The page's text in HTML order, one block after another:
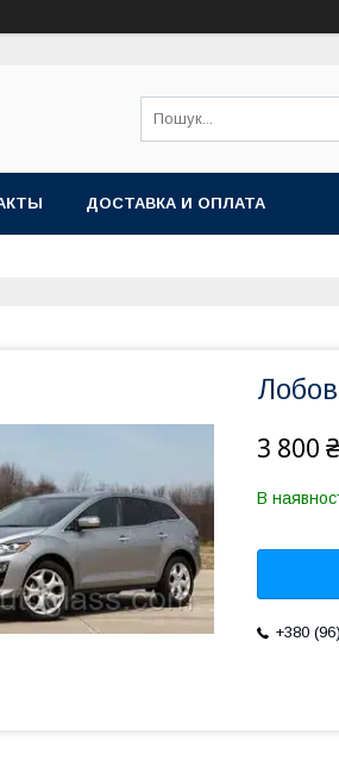
ДОСТАВКА И ОПЛАТА
3 800 ₴
В
+380